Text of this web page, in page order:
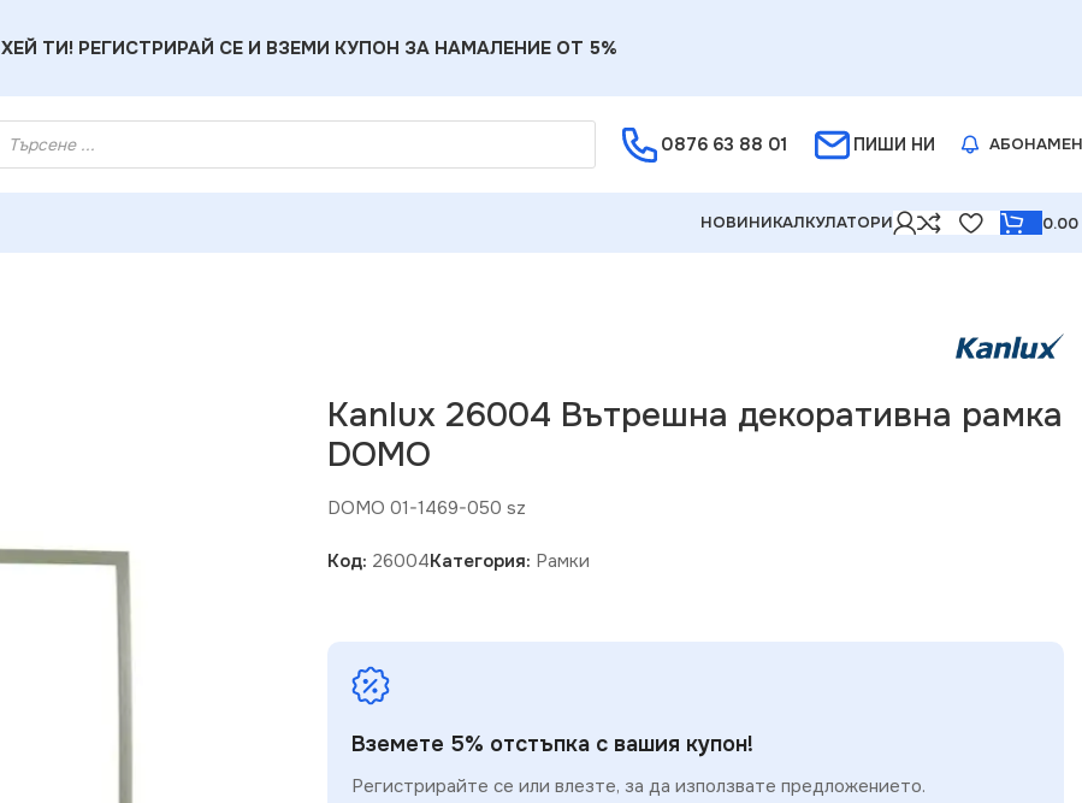
ХЕЙ ТИ! РЕГИСТРИРАЙ СЕ И ВЗЕМИ КУПОН ЗА НАМАЛЕНИЕ ОТ 5%
0876 63 88 01 ПИШИ НИ
НОВИНИКАЛКУЛАТОРИ 0.00
Kanlux 26004 Вътрешна декоративна рамка
DOMO
DOMO 01-1469-050 sz
Код: 26004Категория: Рамки
Вземете 5% отстъпка с вашия купон!
Регистрирайте се или влезте, за да използвате предложението.